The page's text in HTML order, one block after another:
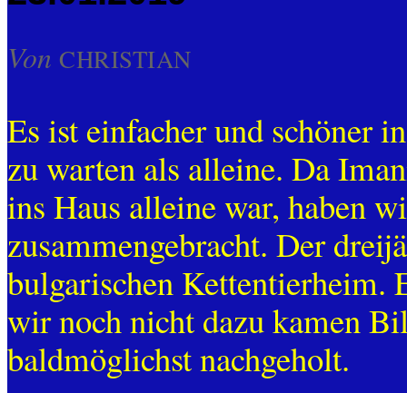
Von CHRISTIAN
Es ist einfacher und schöner
zu warten als alleine. Da
ins Haus alleine war, haben
zusammengebracht. Der
bulgarischen Kettentierheim.
wir noch nicht dazu kamen
baldmöglichst nachgeholt.